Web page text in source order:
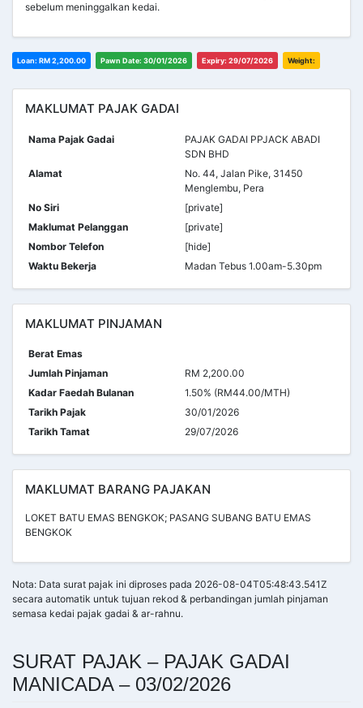
sebelum meninggalkan kedai.
Loan: RM 2,200.00 Pawn Date: 30/01/2026 Expiry: 29/07/2026 Weight:
MAKLUMAT PAJAK GADAI
Nama Pajak Gadai
PAJAK GADAI PPJACK ABADI
SDN BHD
Alamat
No. 44, Jalan Pike, 31450
Menglembu, Pera
No Siri
[private]
Maklumat Pelanggan
[private]
Nombor Telefon
[hide]
Waktu Bekerja
Madan Tebus 1.00am-5.30pm
MAKLUMAT PINJAMAN
Berat Emas
Jumlah Pinjaman
RM 2,200.00
Kadar Faedah Bulanan
1.50% (RM44.00/MTH)
Tarikh Pajak
30/01/2026
Tarikh Tamat
29/07/2026
MAKLUMAT BARANG PAJAKAN
LOKET BATU EMAS BENGKOK; PASANG SUBANG BATU EMAS
BENGKOK
Nota: Data surat pajak ini diproses pada 2026-08-04T05:48:43.541Z
secara automatik untuk tujuan rekod & perbandingan jumlah pinjaman
semasa kedai pajak gadai & ar-rahnu.
SURAT PAJAK – PAJAK GADAI
MANICADA – 03/02/2026